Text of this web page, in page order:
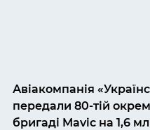
Авіакомпанія
передали 80-тій
бригаді Mavic на 1,6